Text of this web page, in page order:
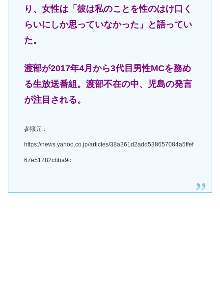
り、女性は「彼は私のことを性のはけ口く
らいにしか思っていなかった」と語ってい
た。
渡部が2017年4月から3代目男性MCを務め
る生放送番組。渡部不在の中、児島の発言
が注目される。
参照元：
https://news.yahoo.co.jp/articles/38a361d2add538657084a5ffef
67e51282cbba9c